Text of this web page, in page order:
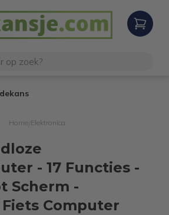
Home Elektronica
- 17 Functies -
Scherm -
Computer